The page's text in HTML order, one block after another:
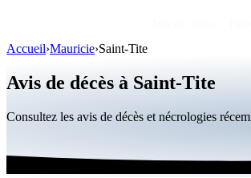
Accueil›Mauricie›Saint-Tite
Avis de décès à Saint-Tite
Consultez les avis de décès et nécrologies